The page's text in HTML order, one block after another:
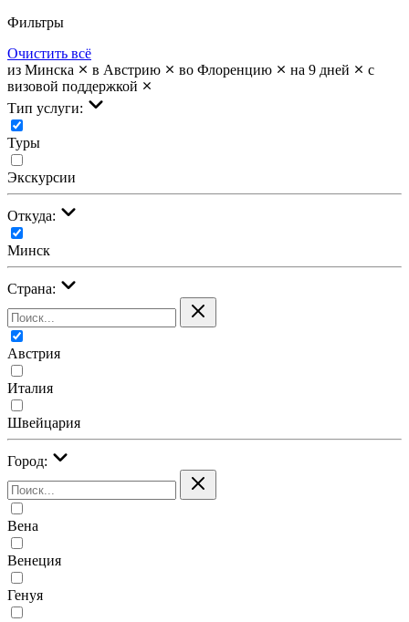
Фильтры
Очистить всё
из Минска
в Австрию во Флоренцию на 9 дней
с
визовой поддержкой
Тип услуги:
Туры
Экскурсии
Откуда:
Минск
Страна:
Австрия
Италия
Швейцария
Город:
Вена
Венеция
Генуя